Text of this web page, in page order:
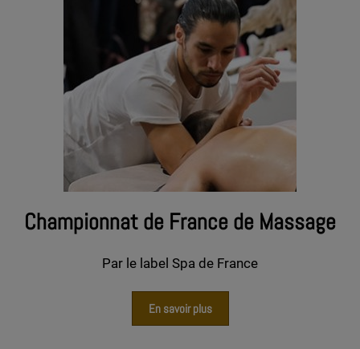
Championnat de France de Massage
Par le label Spa de France
En savoir plus